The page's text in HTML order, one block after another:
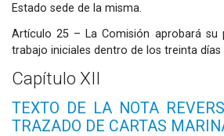
Estado sede de la misma.
Artículo 25 – La Comisión aprobará su
trabajo iniciales dentro de los treinta días
Capítulo XII
TEXTO DE LA NOTA
TRAZADO DE CARTAS